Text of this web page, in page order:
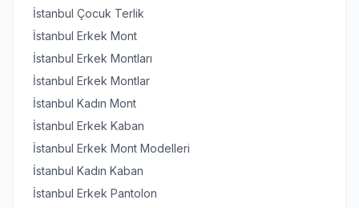
İstanbul Çocuk Terlik
İstanbul Erkek Mont
İstanbul Erkek Montları
İstanbul Erkek Montlar
İstanbul Kadın Mont
İstanbul Erkek Kaban
İstanbul Erkek Mont Modelleri
İstanbul Kadın Kaban
İstanbul Erkek Pantolon